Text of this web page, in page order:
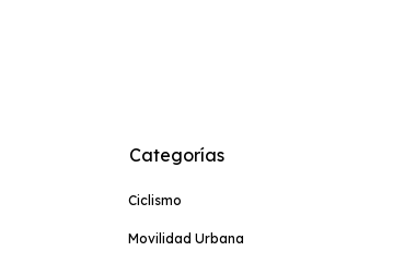
Categorías
Ciclismo
Movilidad Urbana